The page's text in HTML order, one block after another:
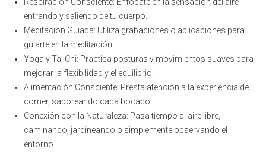
entrando y saliendo de tu cuerpo.
Meditación Guiada: Utiliza grabaciones o aplicaciones para
guiarte en la meditación.
Yoga y Tai Chi: Practica posturas y movimientos suaves para
mejorar la flexibilidad y el equilibrio.
Alimentación Consciente: Presta atención a la experiencia de
comer, saboreando cada bocado.
Conexión con la Naturaleza: Pasa tiempo al aire libre,
caminando, jardineando o simplemente observando el
entorno.